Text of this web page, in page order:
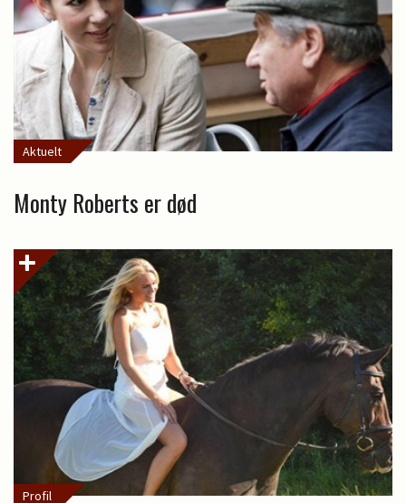
Aktuelt
Monty Roberts er død
Profil